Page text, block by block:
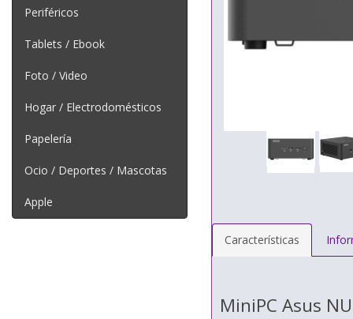
Periféricos
Tablets / Ebook
Foto / Video
Hogar / Electrodomésticos
Papelería
Ocio / Deportes / Mascotas
Apple
Características
MiniPC Asus